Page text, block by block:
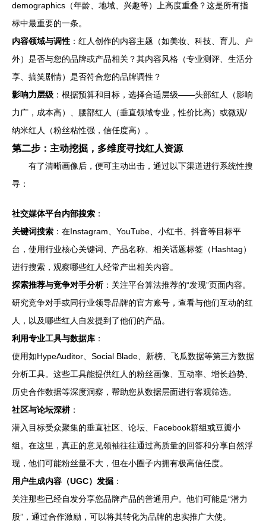
demographics（年龄、地域、兴趣等）上高度重叠？这是所有指
标中最重要的一条。
内容领域与调性 ：红人创作的内容主题（如美妆、科技、育儿、户
外）是否与您的品牌或产品相关？其内容风格（专业测评、生活分
享、搞笑剧情）是否符合您的品牌调性？
影响力层级 ：根据预算和目标，选择合适层级——头部红人（影响
力广，成本高）、腰部红人（垂直领域专业，性价比高）或微观/
纳米红人（粉丝粘性强，信任度高）。
第二步：主动挖掘，多维度寻找红人资源
有了清晰画像后，便可主动出击，通过以下渠道进行系统性搜
寻：
社交媒体平台内部搜索 ：
关键词搜索 ：在Instagram、YouTube、小红书、抖音等目标平
台，使用行业核心关键词、产品名称、相关话题标签（Hashtag）
进行搜索，观察哪些红人经常产出相关内容。
探索推荐与竞争对手分析：关注平台算法推荐的“发现”页面内容。
研究竞争对手或同行业领导品牌的官方账号，查看与他们互动的红
人，以及哪些红人自发提到了他们的产品。
利用专业工具与数据库 ：
使用如HypeAuditor、Social Blade、新榜、飞瓜数据等第三方数据
分析工具。这些工具能提供红人的粉丝画像、互动率、增长趋势、
历史合作数据等深度洞察，帮助您从数据层面进行客观筛选。
社区与论坛深耕：
潜入目标受众聚集的垂直社区、论坛、Facebook群组或豆瓣小
组。在这里，真正的意见领袖往往通过高质量的回答和分享自然浮
现，他们可能粉丝量不大，但在小圈子内拥有极高信任度。
用户生成内容（UGC）发掘 ：
关注那些已经自发分享您品牌产品的普通用户。他们可能是“潜力
股”，通过合作激励，可以将其转化为品牌的忠实推广大使。